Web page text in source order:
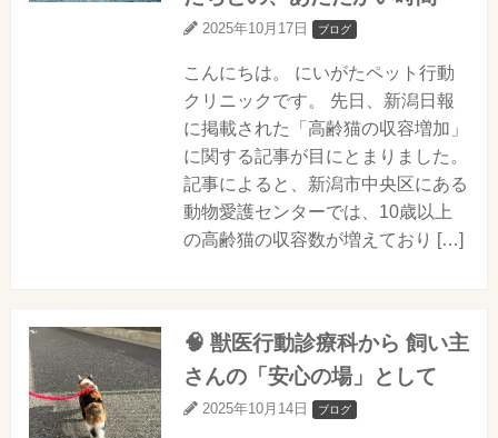
2025年10月17日 ブログ
こんにちは。 にいがたペット行動
クリニックです。 先日、新潟日報
に掲載された「高齢猫の収容増加」
に関する記事が目にとまりました。
記事によると、新潟市中央区にある
動物愛護センターでは、10歳以上
の高齢猫の収容数が増えており […]
🧠 獣医行動診療科から 飼い主
さんの「安心の場」として
2025年10月14日 ブログ